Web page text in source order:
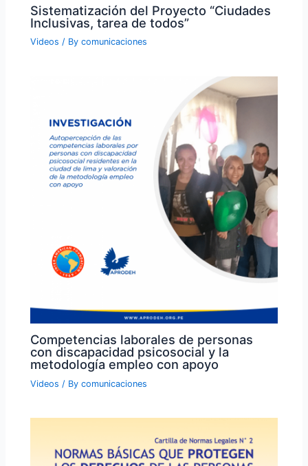
Sistematización del Proyecto “Ciudades
Inclusivas, tarea de todos”
Videos / Bycomunicaciones
Competencias laborales de personas
con discapacidad psicosocial y la
metodología empleo con apoyo
Videos / Bycomunicaciones